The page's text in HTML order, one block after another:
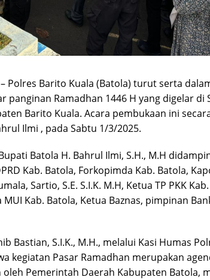
– Polres Barito Kuala (Batola) turut serta
panginan Ramadhan 1446 H yang digelar di
Barito Kuala. Acara pembukaan ini
Ilmi , pada Sabtu 1/3/2025.
Batola H. Bahrul Ilmi, S.H., M.H
Kab. Batola, Forkopimda Kab. Batola,
Sartio, S.E. S.I.K. M.H, Ketua TP PKK
Kab. Batola, Ketua Baznas, pimpinan
Bastian, S.I.K., M.H., melalui Kasi Humas
kegiatan Pasar Ramadhan merupakan
Pemerintah Daerah Kabupaten Batola,